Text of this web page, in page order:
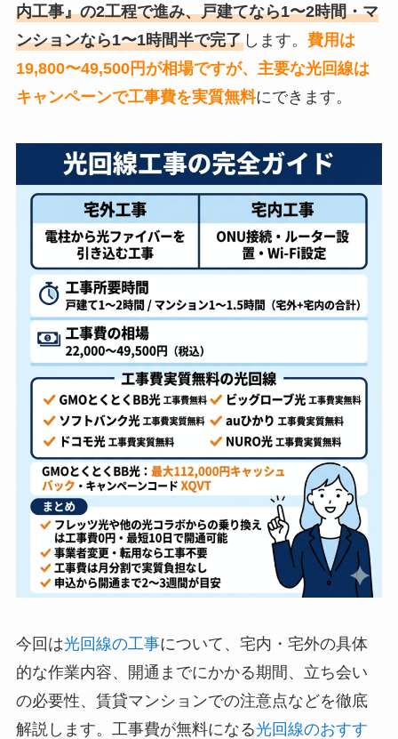
内工事』の2工程で進み、戸建てなら1〜2時間・マ
ンションなら1〜1時間半で完了します。 費用は
19,800〜49,500円が相場ですが、主要な光回線は
キャンペーンで工事費を実質無料にできます。
今回は光回線の工事について、宅内・宅外の具体
的な作業内容、開通までにかかる期間、立ち会い
の必要性、賃貸マンションでの注意点などを徹底
解説します。工事費が無料になる光回線のおすす